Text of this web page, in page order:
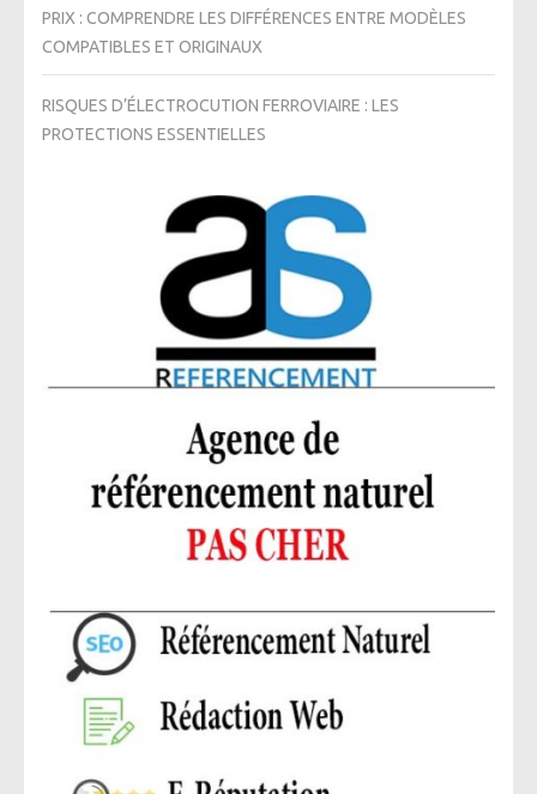
PRIX : COMPRENDRE LES DIFFÉRENCES ENTRE MODÈLES
COMPATIBLES ET ORIGINAUX
RISQUES D’ÉLECTROCUTION FERROVIAIRE : LES
PROTECTIONS ESSENTIELLES